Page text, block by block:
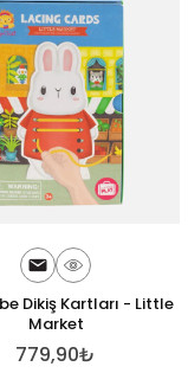
Dikiş Kartları - Little
Market
779,90₺